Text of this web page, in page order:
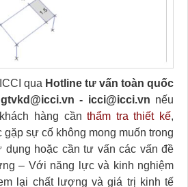
qua Hotline tư vấn toàn quốc
- icci@icci.vn nếu
hàng cầnthẩm tra thiết kế,
gặp sự cố không mong muốn trong
dụng hoặc cần tư vấn các vấn đề
– Với năng lực và kinh nghiệm
lại chất lượng và giá trị kinh tế